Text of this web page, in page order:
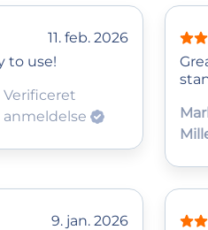
11. feb. 2026
to use!
Verificeret
anmeldelse
9. jan. 2026